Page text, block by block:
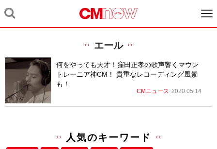
エール
何をやっても天才！窪田正孝の歌声響くマウン
トレーニア神CM！ 貴重なレコーディング風景
も！
CMニュース 2020.05.14
人気のキーワード